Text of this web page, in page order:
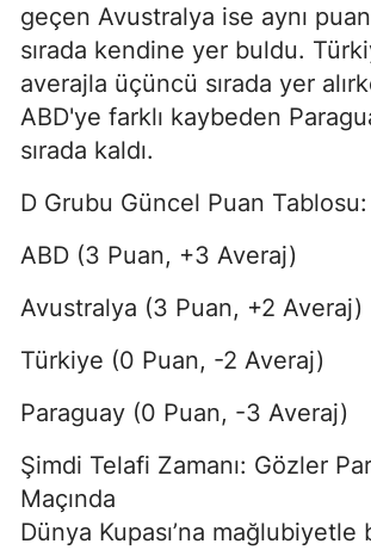
geçen Avustralya ise aynı
sırada kendine yer buldu.
averajla üçüncü sırada yer
ABD'ye farklı kaybeden
sırada kaldı.
D Grubu Güncel Puan Tablosu:
ABD (3 Puan, +3 Averaj)
Avustralya (3 Puan, +2 Averaj)
Türkiye (0 Puan, -2 Averaj)
Paraguay (0 Puan, -3 Averaj)
Şimdi Telafi Zamanı: Gözler
Maçında
Dünya Kupası’na mağlubiyetle